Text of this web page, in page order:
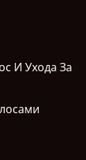
И Ухода За